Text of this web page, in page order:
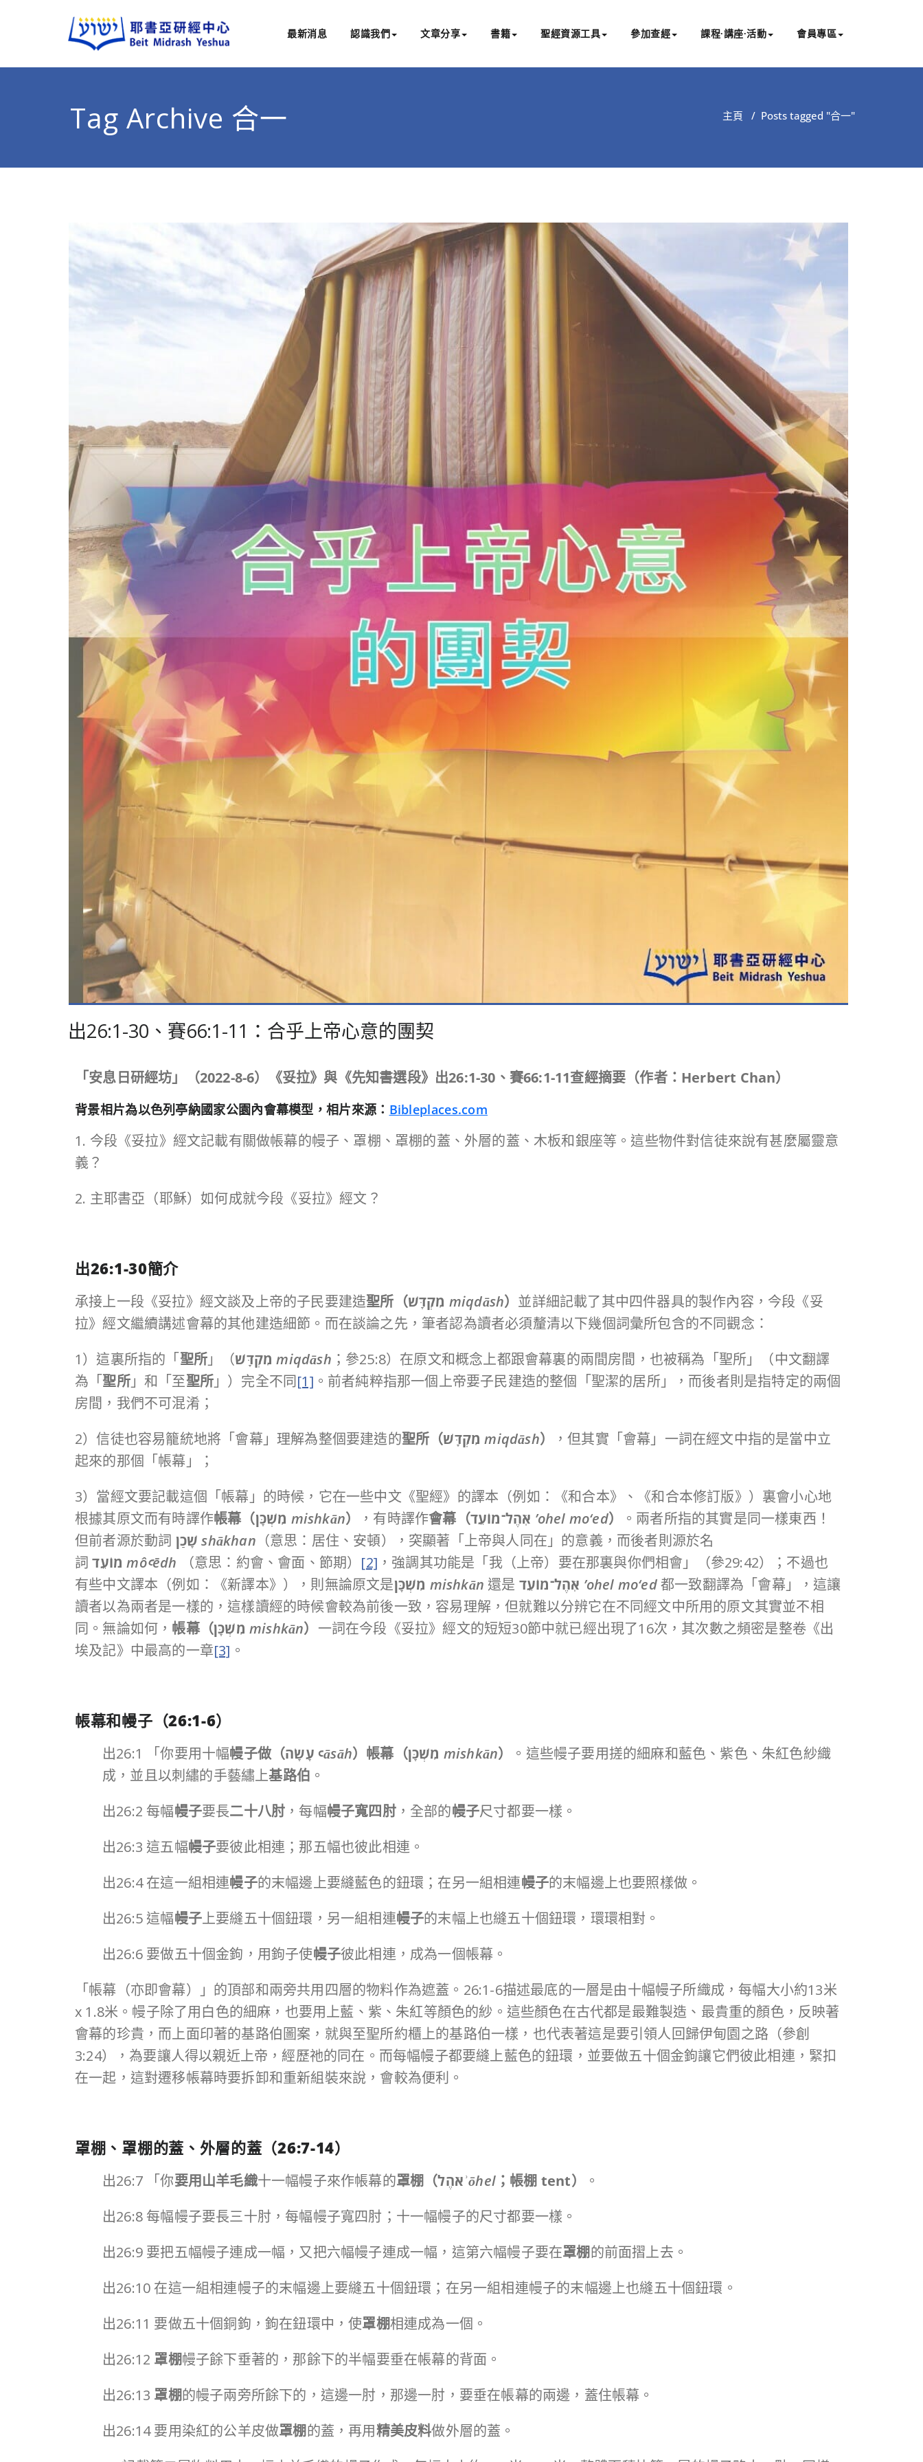
最新消息 認識我們 文章分享 書籍 聖經資源工具 參加查經 課程∙講座∙活動 會員專區
Tag Archive 合一 主頁 / Posts tagged "合一"
出26:1-30、賽66:1-11：合乎上帝心意的團契
「安息日研經坊」（2022-8-6）《妥拉》與《先知書選段》出26:1-30 、賽66:1-11查經摘要（作者： Herbert Chan）
背景相片為以色列亭納國家公園內會幕模型，相片來源： Bibleplaces.com
1. 今段《妥拉》經文記載有關做帳幕的幔子、罩棚、罩棚的蓋、外層的蓋、木板和銀座等。這些物件對信徒來說有甚麼屬靈意
義？
2. 主耶書亞（耶穌）如何成就今段《妥拉》經文？
出26:1-30簡介
承接上一段《妥拉》經文談及上帝的子民要建造聖所（מִקְדָּשׁ miqdāsh） 並詳細記載了其中四件器具的製作內容，今段《妥
拉》經文繼續講述會幕的其他建造細節。而在談論之先，筆者認為讀者必須釐清以下幾個詞彙所包含的不同觀念：
1）這裏所指的「聖所」（מִקְדָּשׁ miqdāsh ；參25:8）在原文和概念上都跟會幕裏的兩間房間，也被稱為「聖所」（中文翻譯
為「聖所」和「至聖所」）完全不同[1] 。前者純粹指那一個上帝要子民建造的整個「聖潔的居所」，而後者則是指特定的兩個
房間，我們不可混淆；
2）信徒也容易籠統地將「會幕」理解為整個要建造的聖所（מִקְדָּשׁ miqdāsh）
，但其實「會幕」一詞在經文中指的是當中立
起來的那個「帳幕」；
3） 當經文要記載這個「帳幕」的時候，它在一些中文《聖經》的譯本（例如：《和合本》、《和合本修訂版》）裏會小心地
根據其原文而有時譯作帳幕（מִשְׁכָּן mishkān） ，有時譯作會幕（אֹֽהֶל־מוֹעֵד ’ohel mo‘ed）
。兩者所指的其實是同一樣東西！
但前者源於動詞 שָׁכַן shākhan （意思：居住、安頓），突顯著「上帝與人同在」的意義，而後者則源於名
詞מוֹעֵד môꜥēdh （意思：約會、會面、節期） [2] ，強調其功能是「我（上帝）要在那裏與你們相會」（參29:42）；不過也
有些中文譯本（例如：《新譯本》），則無論原文是מִשְׁכָּן mishkān 還是 אֹֽהֶל־מוֹעֵד ’ohel mo‘ed都一致翻譯為「會幕」，這讓
讀者以為兩者是一樣的，這樣讀經的時候會較為前後一致，容易理解，但就難以分辨它在不同經文中所用的原文其實並不相
同。無論如何， 帳幕（מִשְׁכָּן mishkān） 一詞在今段《妥拉》經文的短短30節中就已經出現了16次，其次數之頻密是整卷《出
埃及記》中最高的一章[3] 。
帳幕和幔子（26:1-6）
出26:1 「你要用十幅幔子做（עָשָׂה ꜥāsāh）帳幕（מִשְׁכָּן mishkān）
。這些幔子要用搓的細麻和藍色、紫色、朱紅色紗織
成，並且以刺繡的手藝繡上基路伯 。
出26:2 每幅幔子要長二十八肘 ，每幅幔子寬四肘，全部的幔子尺寸都要一樣。
出26:3 這五幅幔子要彼此相連；那五幅也彼此相連。
出26:4 在這一組相連幔子的末幅邊上要縫藍色的鈕環；在另一組相連幔子的末幅邊上也要照樣做。
出26:5 這幅幔子上要縫五十個鈕環，另一組相連幔子的末幅上也縫五十個鈕環，環環相對。
出26:6 要做五十個金鉤，用鉤子使幔子彼此相連，成為一個帳幕。
「帳幕（亦即會幕）」的頂部和兩旁共用四層的物料作為遮蓋。26:1-6描述最底的一層是由十幅幔子所織成，每幅大小約13米
x 1.8米。幔子除了用白色的細麻，也要用上藍、紫、朱紅等顏色的紗。這些顏色在古代都是最難製造、最貴重的顏色，反映著
會幕的珍貴，而上面印著的基路伯圖案，就與至聖所約櫃上的基路伯一樣，也代表著這是要引領人回歸伊甸園之路（參創
3:24），為要讓人得以親近上帝，經歷祂的同在。而每幅幔子都要縫上藍色的鈕環，並要做五十個金鉤讓它們彼此相連，緊扣
在一起，這對遷移帳幕時要拆卸和重新組裝來說，會較為便利。
罩棚、罩棚的蓋、外層的蓋（26:7-14）
出26:7 「你要用山羊毛織十一幅幔子來作帳幕的罩棚（אֹהֶלʾōhel ；帳棚 tent）
。
出26:8 每幅幔子要長三十肘，每幅幔子寬四肘；十一幅幔子的尺寸都要一樣。
出26:9 要把五幅幔子連成一幅，又把六幅幔子連成一幅，這第六幅幔子要在罩棚的前面摺上去。
出26:10 在這一組相連幔子的末幅邊上要縫五十個鈕環；在另一組相連幔子的末幅邊上也縫五十個鈕環。
出26:11 要做五十個銅鉤，鉤在鈕環中，使罩棚相連成為一個。
出26:12 罩棚幔子餘下垂著的，那餘下的半幅要垂在帳幕的背面。
出26:13 罩棚的幔子兩旁所餘下的，這邊一肘，那邊一肘，要垂在帳幕的兩邊，蓋住帳幕。
出26:14 要用染紅的公羊皮做罩棚的蓋，再用精美皮料做外層的蓋。